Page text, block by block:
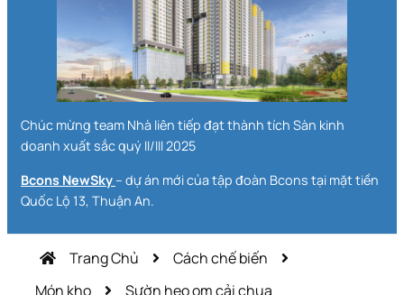
Chúc mừng team Nhà liên tiếp đạt thành tích Sàn kinh
doanh xuất sắc quý II/III 2025
Bcons NewSky– dự án mới của tập đoàn Bcons tại mặt tiền
Quốc Lộ 13, Thuận An.
Trang Chủ
Cách chế biến
Món kho
Sườn heo om cải chua